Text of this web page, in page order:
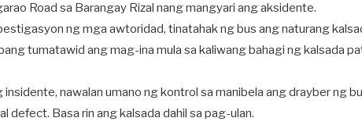
Road sa Barangay Rizal nang mangyari ang aksidente.
ng mga awtoridad, tinatahak ng bus ang naturang
tumatawid ang mag-ina mula sa kaliwang bahagi ng kalsada
nawalan umano ng kontrol sa manibela ang drayber ng
defect. Basa rin ang kalsada dahil sa pag-ulan.